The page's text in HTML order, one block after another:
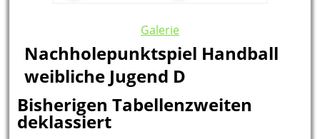
Galerie
Nachholepunktspiel Handball
weibliche Jugend D
Bisherigen Tabellenzweiten
deklassiert